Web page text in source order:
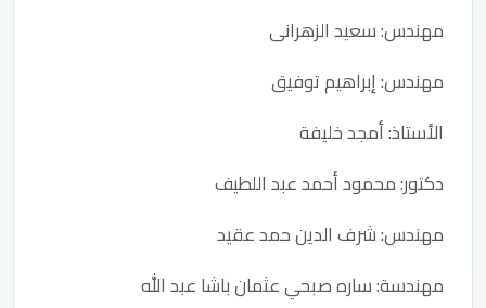
مهندس: سعيد الزهرانى
مهندس: إبراهيم توفيق
الأستاذ: أمجد خليفة
دكتور: محمود أحمد عبد اللطيف
مهندس: شرف الدين حمد عقيد
مهندسة: ساره صبحي عثمان باشا عبد الله